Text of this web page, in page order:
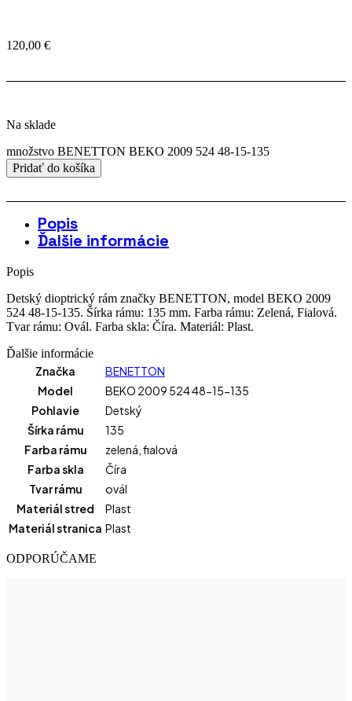
120,00 €
Na sklade
množstvo BENETTON BEKO 2009 524 48-15-135
Pridať do košíka
Popis
Ďalšie informácie
Popis
Detský dioptrický rám značky BENETTON, model BEKO 2009
524 48-15-135. Šírka rámu: 135 mm. Farba rámu: Zelená, Fialová.
Tvar rámu: Ovál. Farba skla: Číra. Materiál: Plast.
Ďalšie informácie
Značka
BENETTON
Model
BEKO 2009 524 48-15-135
Pohlavie
Detský
Šírka rámu
135
Farba rámu
zelená fialová
Farba skla
Číra
Tvar rámu
ovál
Materiál stred
Plast
Materiál stranica Plast
ODPORÚČAME